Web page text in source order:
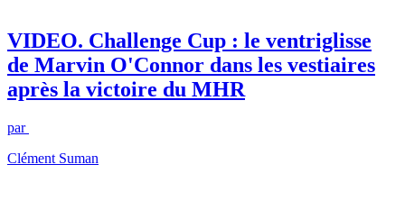
VIDEO. Challenge Cup : le ventriglisse
de Marvin O'Connor dans les vestiaires
après la victoire du MHR
par
Clément Suman